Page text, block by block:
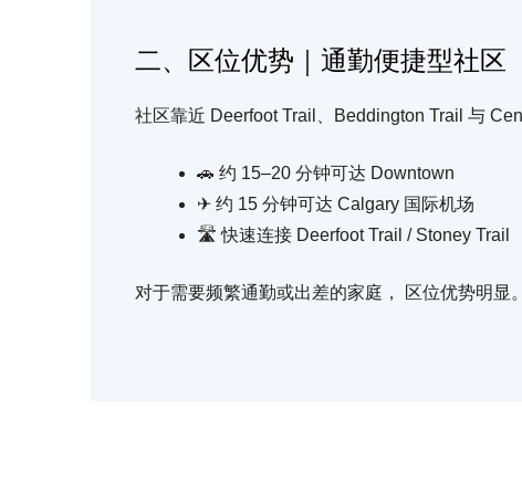
二、区位优势｜通勤便捷型社区
社区靠近 Deerfoot Trail、Beddington Trail 与
🚗 约 15–20 分钟可达 Downtown
✈ 约 15 分钟可达 Calgary 国际机场
🛣 快速连接 Deerfoot Trail / Stoney Trail
对于需要频繁通勤或出差的家庭， 区位优势明显。